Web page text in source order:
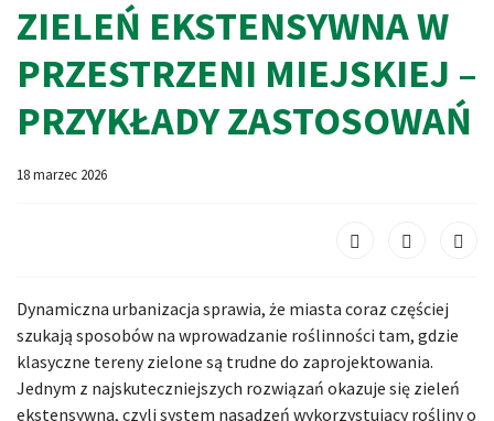
ZIELEŃ EKSTENSYWNA W
PRZESTRZENI MIEJSKIEJ –
PRZYKŁADY ZASTOSOWAŃ
18 marzec 2026
Dynamiczna urbanizacja sprawia, że miasta coraz częściej
szukają sposobów na wprowadzanie roślinności tam, gdzie
klasyczne tereny zielone są trudne do zaprojektowania.
Jednym z najskuteczniejszych rozwiązań okazuje się zieleń
ekstensywna, czyli system nasadzeń wykorzystujący rośliny o